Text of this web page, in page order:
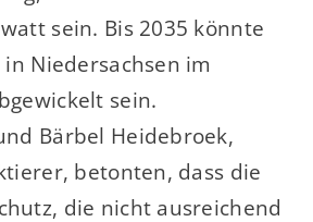
sein. Bis 2035 könnte
Niedersachsen im
sein.
Bärbel Heidebroek,
betonten, dass die
die nicht ausreichend